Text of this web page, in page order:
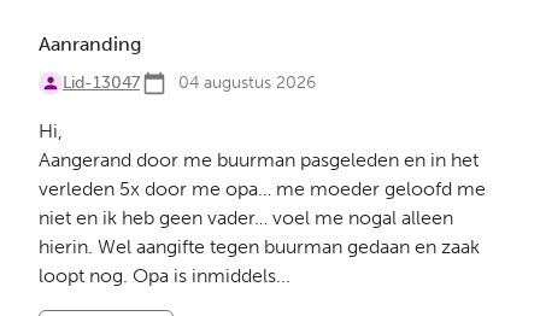
Aanranding
Lid-13047 04 augustus 2026
Hi,
Aangerand door me buurman pasgeleden en in het
verleden 5x door me opa… me moeder geloofd me
niet en ik heb geen vader… voel me nogal alleen
hierin. Wel aangifte tegen buurman gedaan en zaak
loopt nog. Opa is inmiddels...